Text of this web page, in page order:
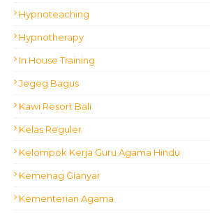
Hypnoteaching
Hypnotherapy
In House Training
Jegeg Bagus
Kawi Resort Bali
Kelas Reguler
Kelompok Kerja Guru Agama Hindu
Kemenag Gianyar
Kementerian Agama